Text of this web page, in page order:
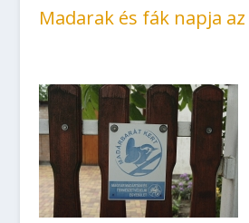
Madarak és fák napja